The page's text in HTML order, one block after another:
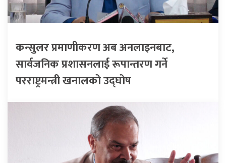
कन्सुलर प्रमाणीकरण अब अनलाइनबाट,
सार्वजनिक प्रशासनलाई रूपान्तरण गर्ने
परराष्ट्रमन्त्री खनालको उद्घोष